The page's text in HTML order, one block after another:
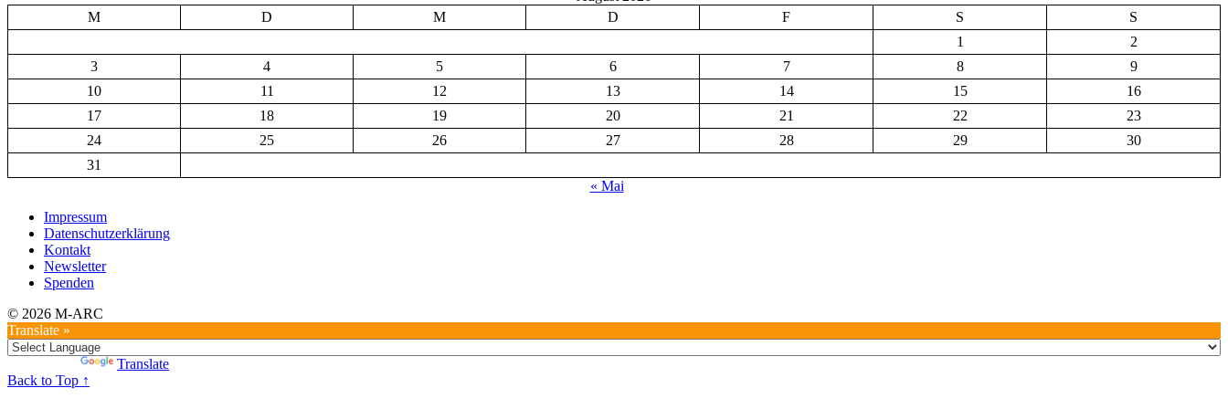
M
D M D F S
S
1
2
3
4 5 6 7 8
9
10
11 12 13 14 15
16
17
18 19 20 21 22
23
24
25 26 27 28 29
30
31
« Mai
Impressum
Datenschutzerklärung
Kontakt
Newsletter
Spenden
© 2026 M-ARC
Translate »
Translate
Back to Top ↑